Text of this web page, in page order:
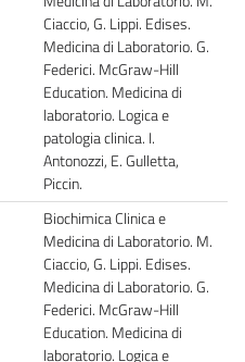
Ciaccio, G. Lippi. Edises.
Medicina di Laboratorio. G.
Federici. McGraw-Hill
Education. Medicina di
laboratorio. Logica e
patologia clinica. I.
Antonozzi, E. Gulletta,
Piccin.
Biochimica Clinica e
Medicina di Laboratorio. M.
Ciaccio, G. Lippi. Edises.
Medicina di Laboratorio. G.
Federici. McGraw-Hill
Education. Medicina di
laboratorio. Logica e